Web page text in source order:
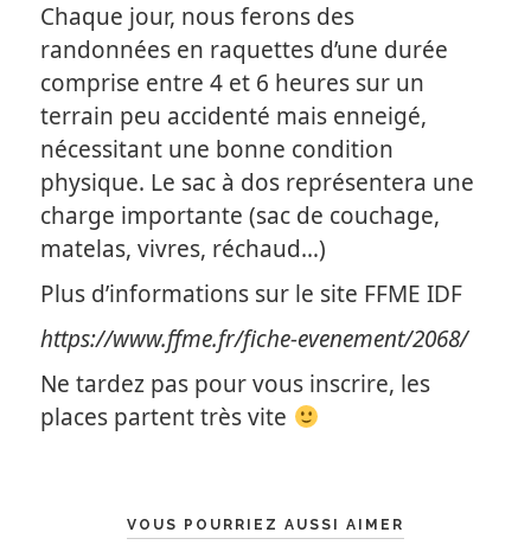
Chaque jour, nous ferons des
randonnées en raquettes d’une durée
comprise entre 4 et 6 heures sur un
terrain peu accidenté mais enneigé,
nécessitant une bonne condition
physique. Le sac à dos représentera une
charge importante (sac de couchage,
matelas, vivres, réchaud…)
Plus d’informations sur le site FFME IDF
https://www.ffme.fr/fiche-evenement/2068/
Ne tardez pas pour vous inscrire, les
places partent très vite
VOUS POURRIEZ AUSSI AIMER